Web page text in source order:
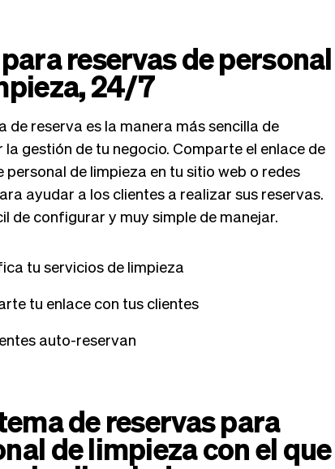
reservas de personal
24/7
de reserva es la manera más sencilla de
gestión de tu negocio. Comparte el enlace de
personal de limpieza en tu sitio web o redes
ayudar a los clientes a realizar sus reservas.
de configurar y muy simple de manejar.
tu servicios de limpieza
tu enlace con tus clientes
auto-reservan
de reservas para
de limpieza con el que